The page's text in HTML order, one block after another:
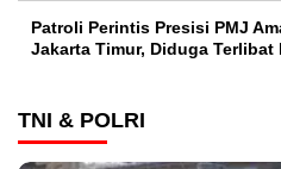
Patroli Perintis Presisi PMJ
Jakarta Timur, Diduga Terlibat
TNI & POLRI